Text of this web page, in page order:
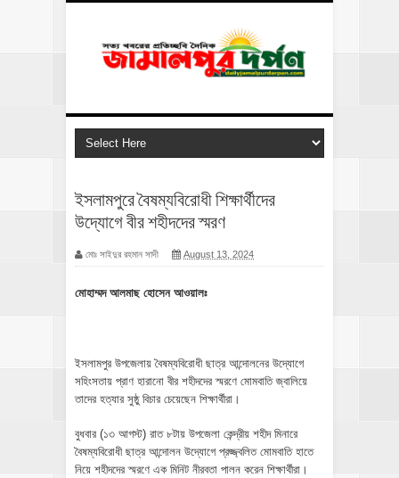
ইসলামপুরে বৈষম্যবিরোধী শিক্ষার্থীদের
উদ্যোগে বীর শহীদদের স্মরণ
মোঃ সাইদুর রহমান সাদী August 13, 2024
মোহাম্মদ আলমাছ হোসেন আওয়ালঃ
ইসলামপুর উপজেলায় বৈষম্যবিরোধী ছাত্র আন্দোলনের উদ্যোগে
সহিংসতায় প্রাণ হারানো বীর শহীদদের স্মরণে মোমবাতি জ্বালিয়ে
তাদের হত্যার সুষ্ঠু বিচার চেয়েছেন শিক্ষার্থীরা।
বুধবার (১৩ আগস্ট) রাত ৮টায় উপজেলা কেন্দ্রীয় শহীদ মিনারে
বৈষম্যবিরোধী ছাত্র আন্দোলন উদ্যোগে প্রজ্জ্বলিত মোমবাতি হাতে
নিয়ে শহীদদের স্মরণে এক মিনিট নীরবতা পালন করেন শিক্ষার্থীরা।